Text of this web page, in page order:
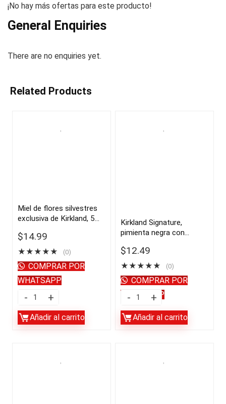
¡No hay más ofertas para este producto!
General Enquiries
There are no enquiries yet.
Related Products
Miel de flores silvestres
exclusiva de Kirkland, 5
$14.99
★★★★★ (0)
Miel
de
flores
Añadir al carrito
COMPRAR POR
WHATSAPP
Kirkland Signature,
pimienta negra con
unidades | importado de
USA
$12.49
★★★★★ (0)
Kirkland
Signature,
pimienta
Añadir al carrito
COMPRAR POR
WHATSAPP